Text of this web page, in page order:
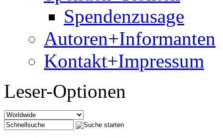
Spendenzusage
Autoren+Informanten
Kontakt+Impressum
Leser-Optionen